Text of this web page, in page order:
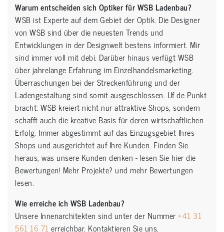
Warum entscheiden sich Optiker für WSB Ladenbau?
WSB ist Experte auf dem Gebiet der Optik. Die Designer
von WSB sind über die neuesten Trends und
Entwicklungen in der Designwelt bestens informiert. Mir
sind immer voll mit debi. Darüber hinaus verfügt WSB
über jahrelange Erfahrung im Einzelhandelsmarketing.
Überraschungen bei der Streckenführung und der
Ladengestaltung sind somit ausgeschlossen. Uf de Punkt
bracht: WSB kreiert nicht nur attraktive Shops, sondern
schafft auch die kreative Basis für deren wirtschaftlichen
Erfolg. Immer abgestimmt auf das Einzugsgebiet Ihres
Shops und ausgerichtet auf Ihre Kunden. Finden Sie
heraus, was unsere Kunden denken - lesen Sie hier die
Bewertungen! Mehr Projekte? und mehr Bewertungen
lesen.
Wie erreiche ich WSB Ladenbau?
Unsere Innenarchitekten sind unter der Nummer+41 31
561 16 71 erreichbar. Kontaktieren Sie uns.